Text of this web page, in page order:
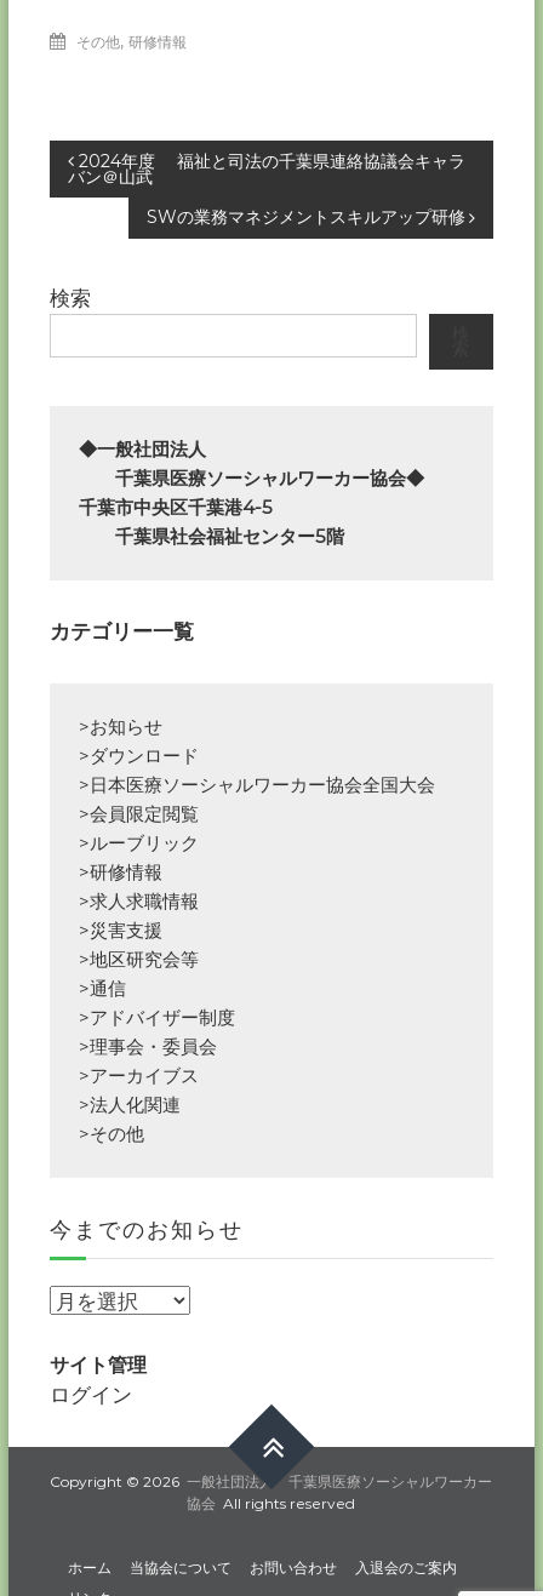
その他,研修情報
投
ナ
ー
シ
2024年度 福祉と司法の千葉県連絡協議会キャラ
バン＠山武
SWの業務マネジメントスキルアップ研修
検索
◆一般社団法人
千葉県医療ソーシャルワーカー協会◆
千葉市中央区千葉港4-5
千葉県社会福祉センター5階
カテゴリー一覧
>お知らせ
>ダウンロード
>日本医療ソーシャルワーカー協会全国大会
>会員限定閲覧
>ルーブリック
>研修情報
>求人求職情報
>災害支援
>地区研究会等
>通信
>アドバイザー制度
>理事会・委員会
>アーカイブス
>法人化関連
>その他
今までのお知らせ
今
で
の
知
ら
サイト管理
ログイン
Copyright © 2026一般社団法人 千葉県医療ソーシャルワーカー
協会 All rights reserved
ホーム 当協会について お問い合わせ
入退会のご案内